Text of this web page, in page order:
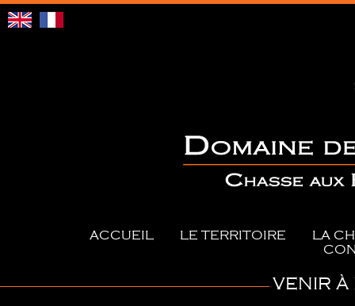
ACCUEIL LE TERRITOIRE
LA
VENIR À